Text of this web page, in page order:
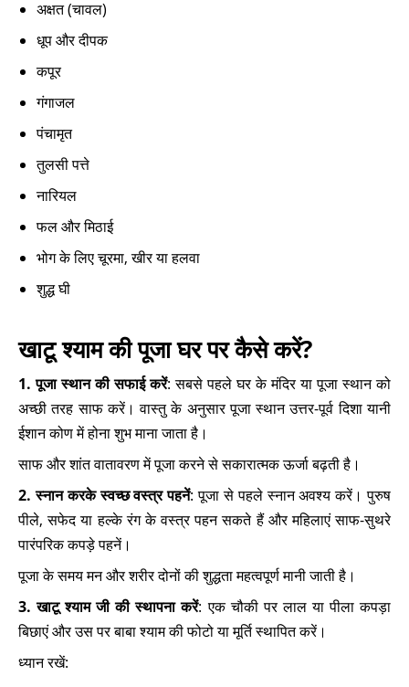
अक्षत (चावल)
धूप और दीपक
कपूर
गंगाजल
पंचामृत
तुलसी पत्ते
नारियल
फल और मिठाई
भोग के लिए चूरमा, खीर या हलवा
शुद्ध घी
खाटू श्याम की पूजा घर पर कैसे करें?
1. पूजा स्थान की सफाई करें: सबसे पहले घर के मंदिर या पूजा स्थान को
अच्छी तरह साफ करें। वास्तु के अनुसार पूजा स्थान उत्तर-पूर्व दिशा यानी
ईशान कोण में होना शुभ माना जाता है।
साफ और शांत वातावरण में पूजा करने से सकारात्मक ऊर्जा बढ़ती है।
2. स्नान करके स्वच्छ वस्त्र पहनें: पूजा से पहले स्नान अवश्य करें। पुरुष
पीले, सफेद या हल्के रंग के वस्त्र पहन सकते हैं और महिलाएं साफ-सुथरे
पारंपरिक कपड़े पहनें।
पूजा के समय मन और शरीर दोनों की शुद्धता महत्वपूर्ण मानी जाती है।
3. खाटू श्याम जी की स्थापना करें: एक चौकी पर लाल या पीला कपड़ा
बिछाएं और उस पर बाबा श्याम की फोटो या मूर्ति स्थापित करें।
ध्यान रखें: